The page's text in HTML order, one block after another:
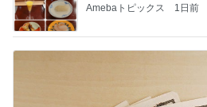
Amebaトピックス 1日前